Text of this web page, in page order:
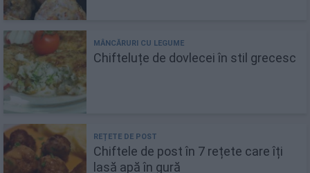
Chifteluțe de dovlecei în stil grecesc
Chiftele de post în 7 rețete care îți
lasă apă în gură